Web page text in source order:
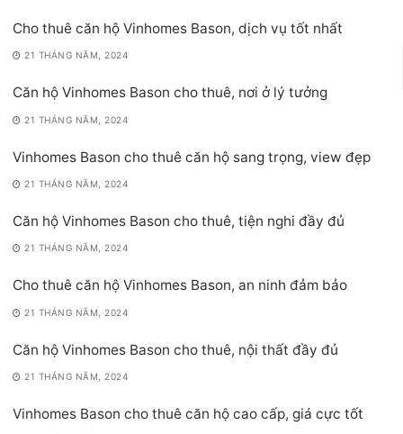
Cho thuê căn hộ Vinhomes Bason, dịch vụ tốt nhất
21 THÁNG NĂM, 2024
Căn hộ Vinhomes Bason cho thuê, nơi ở lý tưởng
21 THÁNG NĂM, 2024
Vinhomes Bason cho thuê căn hộ sang trọng, view đẹp
21 THÁNG NĂM, 2024
Căn hộ Vinhomes Bason cho thuê, tiện nghi đầy đủ
21 THÁNG NĂM, 2024
Cho thuê căn hộ Vinhomes Bason, an ninh đảm bảo
21 THÁNG NĂM, 2024
Căn hộ Vinhomes Bason cho thuê, nội thất đầy đủ
21 THÁNG NĂM, 2024
Vinhomes Bason cho thuê căn hộ cao cấp, giá cực tốt